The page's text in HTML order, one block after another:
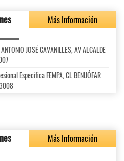
Más Información
JOSÉ CAVANILLES, AV ALCALDE
Específica FEMPA, CL BENIJÓFAR
Más Información